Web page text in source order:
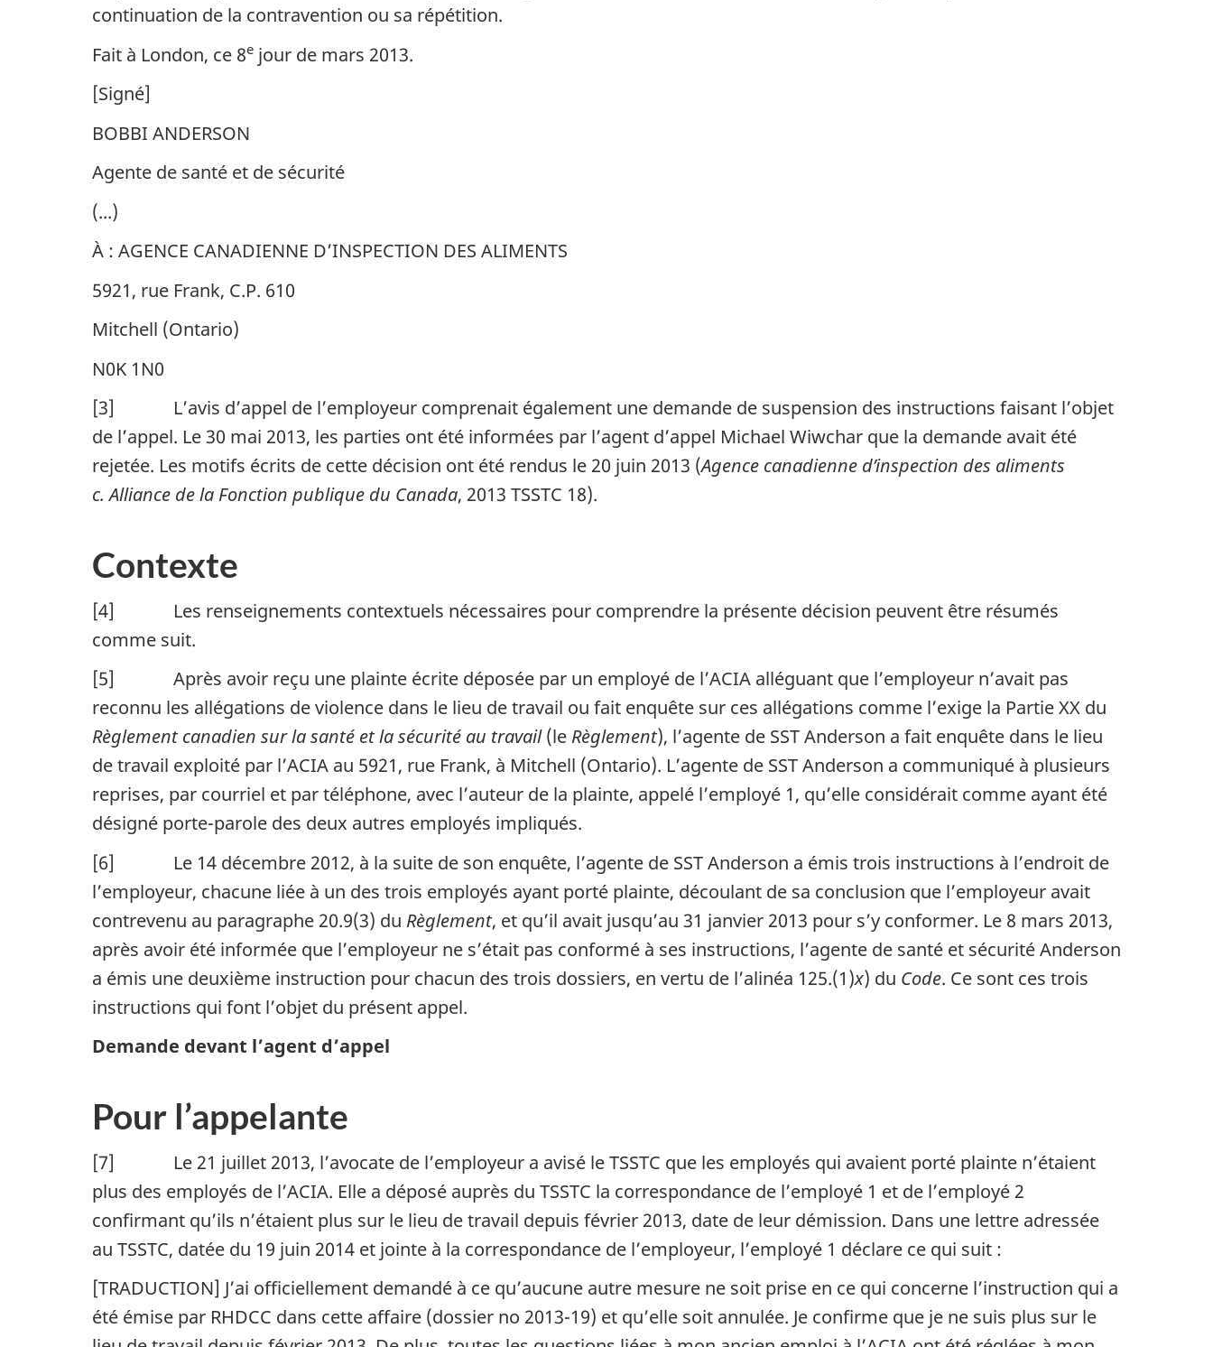
continuation de la contravention ou sa répétition.
Fait à London, ce 8e jour de mars 2013.
[Signé]
BOBBI ANDERSON
Agente de santé et de sécurité
(...)
À : AGENCE CANADIENNE D’INSPECTION DES ALIMENTS
5921, rue Frank, C.P. 610
Mitchell (Ontario)
N0K 1N0
[3] L’avis d’appel de l’employeur comprenait également une demande de suspension des instructions faisant l’objet
de l’appel. Le 30 mai 2013, les parties ont été informées par l’agent d’appel Michael Wiwchar que la demande avait été
rejetée. Les motifs écrits de cette décision ont été rendus le 20 juin 2013 (Agence canadienne d’inspection des aliments
c. Alliance de la Fonction publique du Canada, 2013 TSSTC 18).
Contexte
[4] Les renseignements contextuels nécessaires pour comprendre la présente décision peuvent être résumés
comme suit.
[5] Après avoir reçu une plainte écrite déposée par un employé de l’ACIA alléguant que l’employeur n’avait pas
reconnu les allégations de violence dans le lieu de travail ou fait enquête sur ces allégations comme l’exige la Partie XX du
Règlement canadien sur la santé et la sécurité au travail(le Règlement), l’agente de SST Anderson a fait enquête dans le lieu
de travail exploité par l’ACIA au 5921, rue Frank, à Mitchell (Ontario). L’agente de SST Anderson a communiqué à plusieurs
reprises, par courriel et par téléphone, avec l’auteur de la plainte, appelé l’employé 1, qu’elle considérait comme ayant été
désigné porte-parole des deux autres employés impliqués.
[6] Le 14 décembre 2012, à la suite de son enquête, l’agente de SST Anderson a émis trois instructions à l’endroit de
l’employeur, chacune liée à un des trois employés ayant porté plainte, découlant de sa conclusion que l’employeur avait
contrevenu au paragraphe 20.9(3) du Règlement, et qu’il avait jusqu’au 31 janvier 2013 pour s’y conformer. Le 8 mars 2013,
après avoir été informée que l’employeur ne s’était pas conformé à ses instructions, l’agente de santé et sécurité Anderson
a émis une deuxième instruction pour chacun des trois dossiers, en vertu de l’alinéa 125.(1)x) du Code. Ce sont ces trois
instructions qui font l’objet du présent appel.
Demande devant l’agent d’appel
Pour l’appelante
[7] Le 21 juillet 2013, l’avocate de l’employeur a avisé le TSSTC que les employés qui avaient porté plainte n’étaient
plus des employés de l’ACIA. Elle a déposé auprès du TSSTC la correspondance de l’employé 1 et de l’employé 2
confirmant qu’ils n’étaient plus sur le lieu de travail depuis février 2013, date de leur démission. Dans une lettre adressée
au TSSTC, datée du 19 juin 2014 et jointe à la correspondance de l’employeur, l’employé 1 déclare ce qui suit :
[TRADUCTION] J’ai officiellement demandé à ce qu’aucune autre mesure ne soit prise en ce qui concerne l’instruction qui a
été émise par RHDCC dans cette affaire (dossier no 2013-19) et qu’elle soit annulée. Je confirme que je ne suis plus sur le